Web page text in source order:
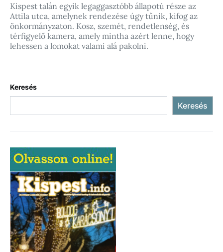
Kispest talán egyik legaggasztóbb állapotú része az
Attila utca, amelynek rendezése úgy tűnik, kifog az
önkormányzaton. Kosz, szemét, rendetlenség, és
térfigyelő kamera, amely mintha azért lenne, hogy
lehessen a lomokat valami alá pakolni.
Keresés
Keresés